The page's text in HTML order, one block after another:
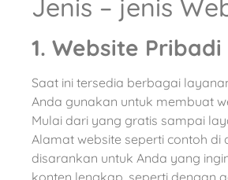
Jenis – jenis
1. Website Pribadi
Saat ini tersedia berbagai
Anda gunakan untuk membuat
Mulai dari yang gratis sampai
Alamat website seperti contoh di
disarankan untuk Anda yang
konten lengkap, seperti dengan